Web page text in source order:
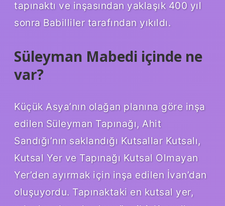
tapınaktı ve inşasından yaklaşık 400 yıl
sonra Babilliler tarafından yıkıldı.
Süleyman Mabedi içinde ne
var?
Küçük Asya’nın olağan planına göre inşa
edilen Süleyman Tapınağı, Ahit
Sandığı’nın saklandığı Kutsallar Kutsalı,
Kutsal Yer ve Tapınağı Kutsal Olmayan
Yer’den ayırmak için inşa edilen İvan’dan
oluşuyordu. Tapınaktaki en kutsal yer,